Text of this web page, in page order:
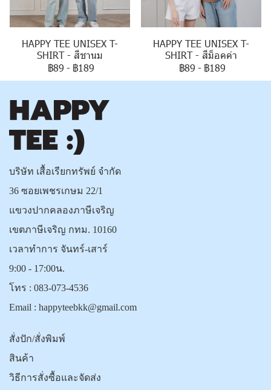
HAPPY TEE UNISEX T-
SHIRT - สีชานม
฿89 - ฿189
HAPPY TEE UNISEX T-
SHIRT - สีม็อคค่า
฿89 - ฿189
บริษัท เสื้อเรียกทรัพย์ จำกัด
36 ซอยเพชรเกษม 22/1
แขวงปากคลองภาษีเจริญ
เขตภาษีเจริญ กทม. 10160
เวลาทำการ จันทร์-เสาร์
9:00 - 17:00น.
โทร : 083-073-4536
Email : happyteebkk@gmail.com
สั่งปัก/สั่งพิมพ์
สินค้า
วิธีการสั่งซื้อและจัดส่ง